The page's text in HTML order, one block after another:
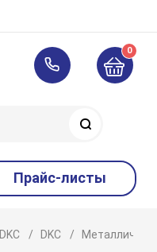
0
Прайс-листы
DKC DKC